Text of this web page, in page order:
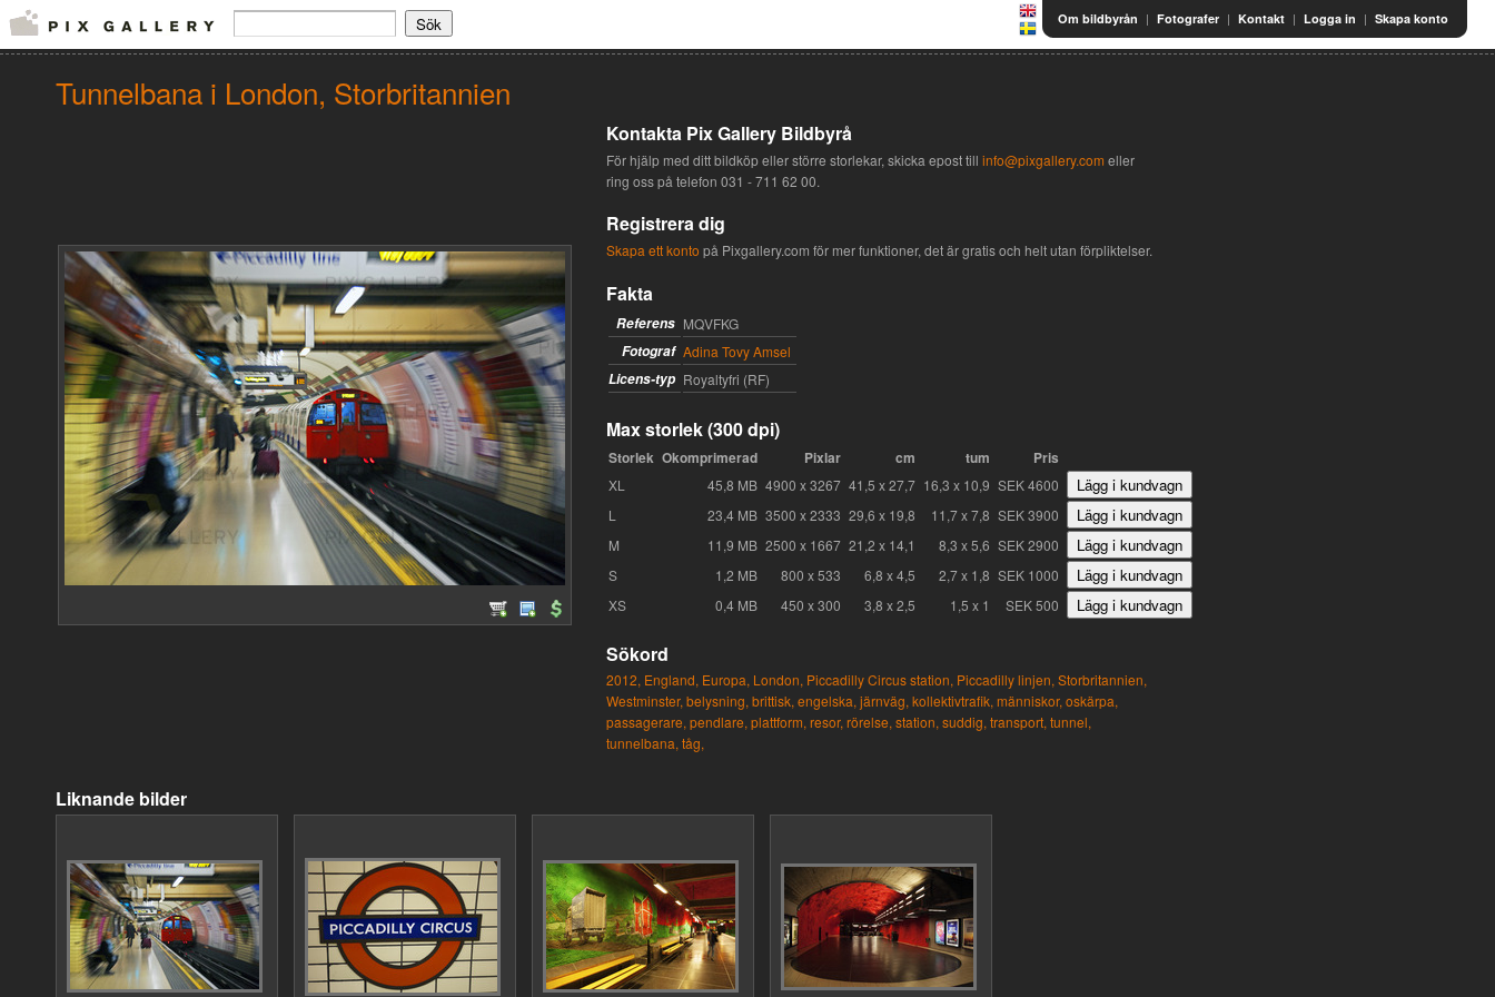
Om bildbyrån | Fotografer | Kontakt | Logga in | Skapa konto
Tunnelbana i London, Storbritannien
Kontakta Pix Gallery Bildbyrå
För hjälp med ditt bildköp eller större storlekar, skicka epost till info@pixgallery.com eller
ring oss på telefon 031 - 711 62 00.
Registrera dig
Skapa ett konto på Pixgallery.com för mer funktioner, det är gratis och helt utan förpliktelser.
Fakta
Referens MQVFKG
Fotograf Adina Tovy Amsel
Licens-typ Royaltyfri (RF)
Max storlek (300 dpi)
Storlek Okomprimerad Pixlar cm tum Pris
XL 45,8 MB 4900 x 3267 41,5 x 27,7 16,3 x 10,9 SEK 4600
L
23,4 MB 3500 x 2333 29,6 x 19,8 11,7 x 7,8 SEK 3900
M
11,9 MB 2500 x 1667 21,2 x 14,1 8,3 x 5,6 SEK 2900
S
1,2 MB 800 x 533 6,8 x 4,5 2,7 x 1,8 SEK 1000
XS
0,4 MB 450 x 300 3,8 x 2,5 1,5 x 1 SEK 500
Sökord
2012, England, Europa, London, Piccadilly Circus station, Piccadilly linjen, Storbritannien,
Westminster, belysning, brittisk, engelska, järnväg, kollektivtrafik, människor, oskärpa,
passagerare, pendlare, plattform, resor, rörelse, station, suddig, transport, tunnel,
tunnelbana, tåg,
Liknande bilder